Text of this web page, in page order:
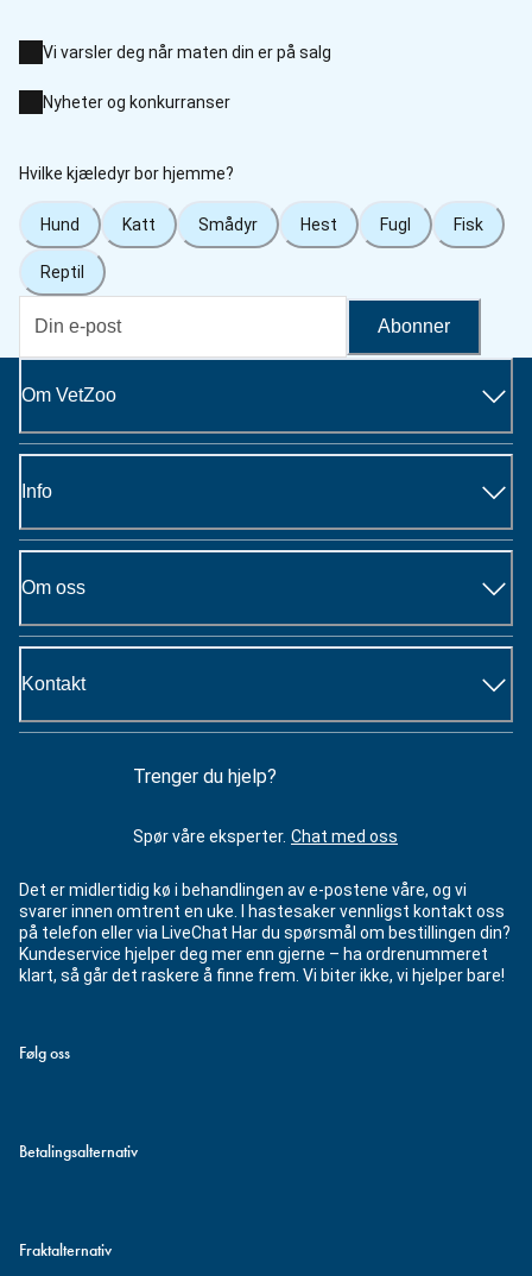
Vi varsler deg når maten din er på salg
Nyheter og konkurranser
Hvilke kjæledyr bor hjemme?
Hund Katt Smådyr Hest Fugl Fisk
Reptil
Abonner
Om VetZoo
Info
Om oss
Kontakt
Trenger du hjelp?
Spør våre eksperter. Chat med oss
Det er midlertidig kø i behandlingen av e-postene våre, og vi
svarer innen omtrent en uke. I hastesaker vennligst kontakt oss
på telefon eller via LiveChat Har du spørsmål om bestillingen din?
Kundeservice hjelper deg mer enn gjerne – ha ordrenummeret
klart, så går det raskere å finne frem. Vi biter ikke, vi hjelper bare!
Følg oss
Betalingsalternativ
Fraktalternativ